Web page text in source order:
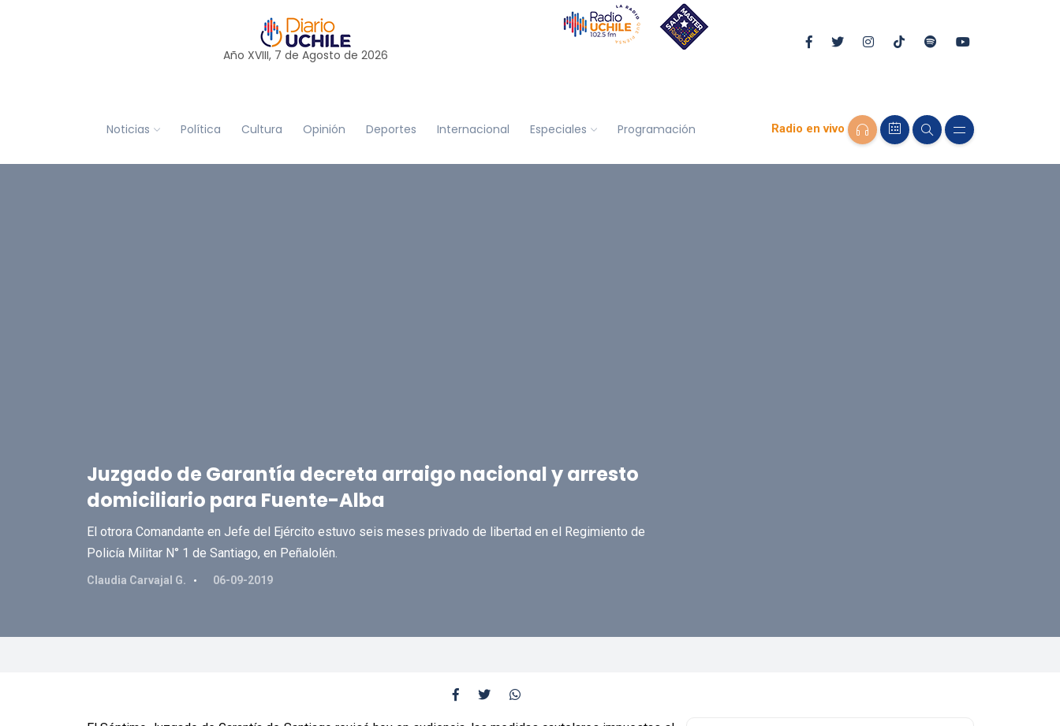
Año XVIII, 7 de Agosto de 2026
Noticias Política Cultura Opinión Deportes Internacional Especiales Programación Radio en vivo
Juzgado de Garantía decreta arraigo nacional y arresto
domiciliario para Fuente-Alba
El otrora Comandante en Jefe del Ejército estuvo seis meses privado de libertad en el Regimiento de
Policía Militar N° 1 de Santiago, en Peñalolén.
Claudia Carvajal G. 06-09-2019